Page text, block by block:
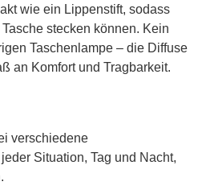
wie ein Lippenstift, sodass
stecken können. Kein
Taschenlampe – die Diffuse
an Komfort und Tragbarkeit.
verschiedene
Situation, Tag und Nacht,